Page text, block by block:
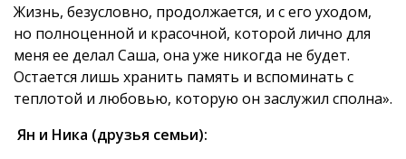
Жизнь, безусловно, продолжается, и с его уходом,
но полноценной и красочной, которой лично для
меня ее делал Саша, она уже никогда не будет.
Остается лишь хранить память и вспоминать с
теплотой и любовью, которую он заслужил сполна».
Ян и Ника (друзья семьи):